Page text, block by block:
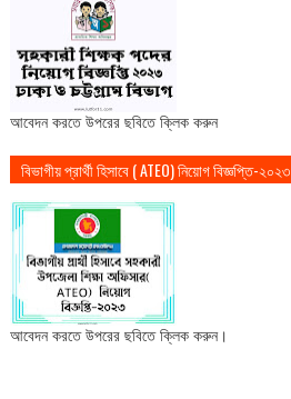
আবেদন করতে উপরের ছবিতে ক্লিক করুন
বিভাগীয় প্রার্থী হিসাবে ( ATEO) নিয়োগ বিজ্ঞপ্তি-২০২৩
আবেদন করতে উপরের ছবিতে ক্লিক করুন।